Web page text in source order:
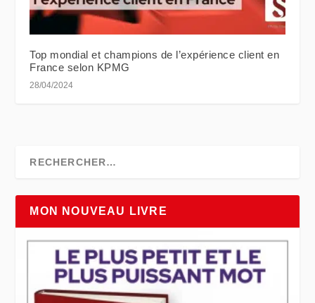
Top mondial et champions de l’expérience client en
France selon KPMG
28/04/2024
MON NOUVEAU LIVRE